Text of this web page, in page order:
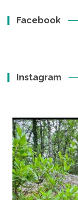
Facebook
Instagram